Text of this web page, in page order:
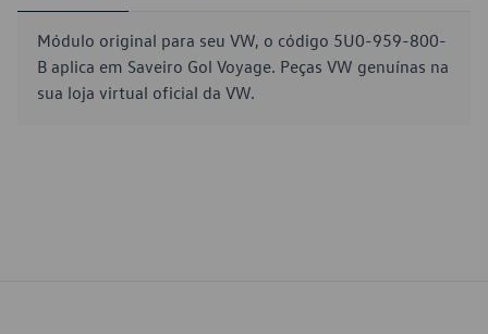
Módulo original para seu VW, o código 5U0-959-800-
B aplica em Saveiro Gol Voyage. Peças VW genuínas na
sua loja virtual oficial da VW.